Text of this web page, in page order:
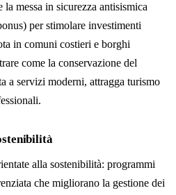
messa in sicurezza antisismica
per stimolare investimenti
in comuni costieri e borghi
come la conservazione del
a servizi moderni, attragga turismo
alla sostenibilità: programmi
che migliorano la gestione dei